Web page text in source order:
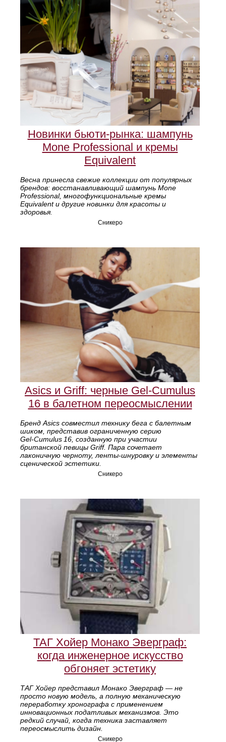
Новинки бьюти-рынка: шампунь
Mone Professional и кремы
Equivalent
Весна принесла свежие коллекции от популярных
брендов: восстанавливающий шампунь Mone
Professional, многофункциональные кремы
Equivalent и другие новинки для красоты и
здоровья.
Сникеро
Asics и Griff: черные Gel‑Cumulus
16 в балетном переосмыслении
Бренд Asics совместил технику бега с балетным
шиком, представив ограниченную серию
Gel‑Cumulus 16, созданную при участии
британской певицы Griff. Пара сочетает
лаконичную черноту, ленты‑шнуровку и элементы
сценической эстетики.
Сникеро
ТАГ Хойер Монако Эверграф:
когда инженерное искусство
обгоняет эстетику
ТАГ Хойер представил Монако Эверграф — не
просто новую модель, а полную механическую
переработку хронографа с применением
инновационных податливых механизмов. Это
редкий случай, когда техника заставляет
переосмыслить дизайн.
Сникеро